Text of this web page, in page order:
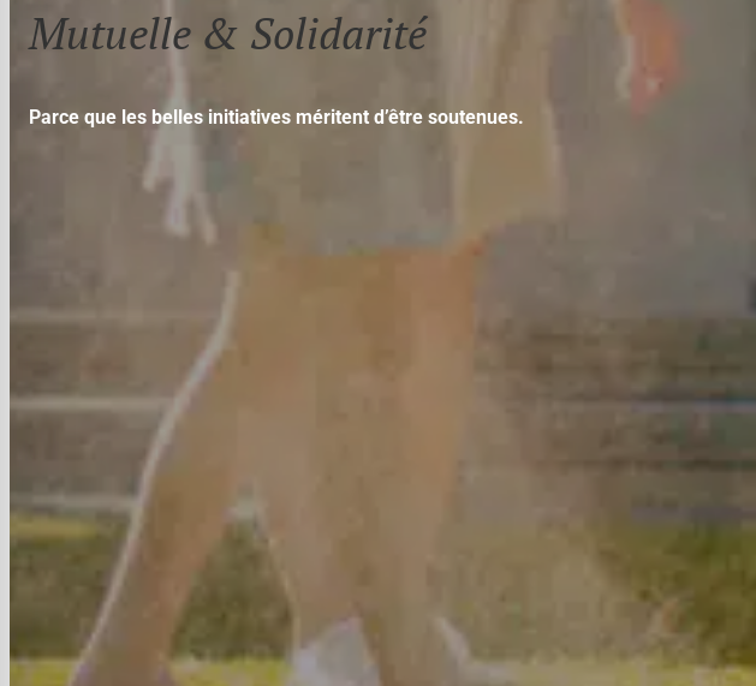
Mutuelle & Solidarité
Parce que les belles initiatives méritent d’être soutenues.